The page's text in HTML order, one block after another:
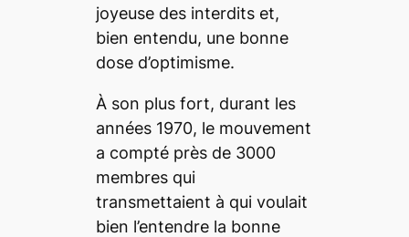
joyeuse des interdits et,
bien entendu, une bonne
dose d’optimisme.
À son plus fort, durant les
années 1970, le mouvement
a compté près de 3000
membres qui
transmettaient à qui voulait
bien l’entendre la bonne